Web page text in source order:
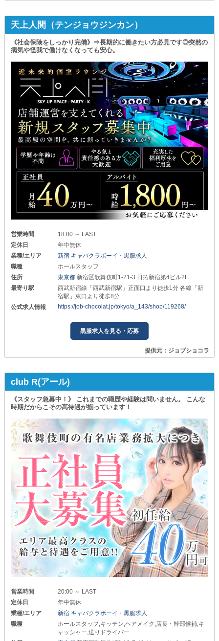
天上人間（テンジョウジンカン）
《社会保険をしっかり完備》⇒長期的に働きたい方必見です◎突然の
病気や怪我で働けなくなっても安心。
営業時間
18:00 ～ LAST
定休日
年中無休
業種/エリア
新宿 キャバクラボーイ・黒服求人
職種
ホールスタッフ
住所
東京都 新宿区歌舞伎町1-21-3 日拓新宿第4ビル2F
最寄り駅
西武新宿線「西武新宿駅」正面口より徒歩1分 各線「新
宿駅」東口より徒歩8分
公式求人情報
https://job-chocolat.jp/tokyo/a_143/shop/119268/
黒服求人を見る・応募
提供元：ジョブショコラ
club R(アール)
《スタッフ急募中！》 これまでの職歴や経験は問いません。 こんな
時期だからこその高待遇が揃っています！
営業時間
20:00 ～ LAST
定休日
年中無休
業種/エリア
新宿 キャバクラボーイ・黒服求人
職種
ホールスタッフ,キッチン,ヘアメイク,店長・幹部候補,キ
ャッシャー,送りドライバー